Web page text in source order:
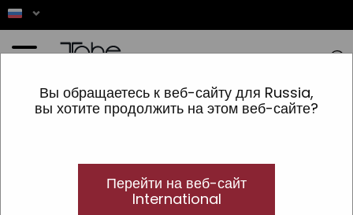
Вы обращаетесь к веб-сайту для Russia,
вы хотите продолжить на этом веб-сайте?
Перейти на веб-сайт
International
ВОЛОСЫ »vrsta izdelka »Шампунь »Без сульфатов »Щелочный шампунь